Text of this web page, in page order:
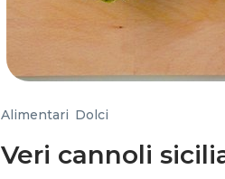
Alimentari Dolci
Veri cannoli